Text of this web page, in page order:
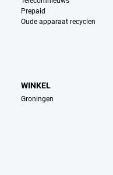
Prepaid
Oude apparaat recyclen
WINKEL
Groningen